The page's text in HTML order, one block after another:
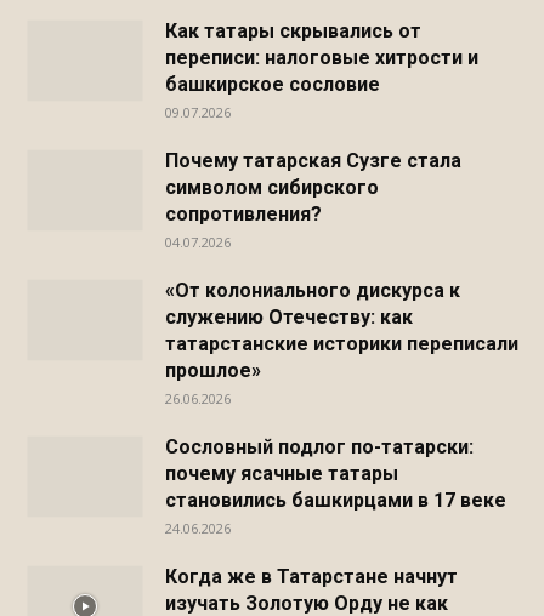
Как татары скрывались от
переписи: налоговые хитрости и
башкирское сословие
09.07.2026
Почему татарская Сузге стала
символом сибирского
сопротивления?
04.07.2026
«От колониального дискурса к
служению Отечеству: как
татарстанские историки переписали
прошлое»
26.06.2026
Сословный подлог по-татарски:
почему ясачные татары
становились башкирцами в 17 веке
24.06.2026
Когда же в Татарстане начнут
изучать Золотую Орду не как